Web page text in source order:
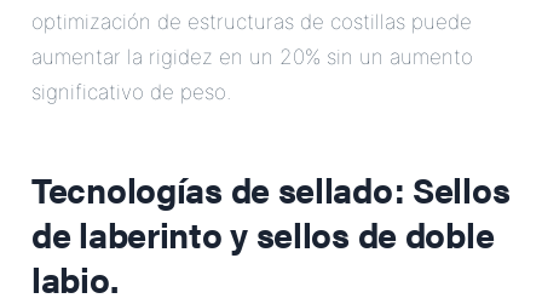
optimización de estructuras de costillas puede
aumentar la rigidez en un 20% sin un aumento
significativo de peso.
Tecnologías de sellado: Sellos
de laberinto y sellos de doble
labio.